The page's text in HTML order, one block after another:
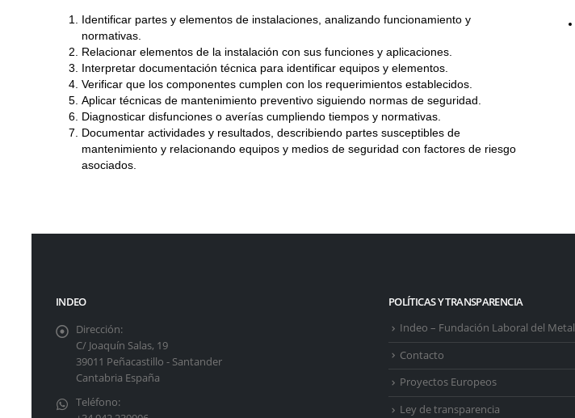
Identificar partes y elementos de instalaciones, analizando funcionamiento y
normativas.
Relacionar elementos de la instalación con sus funciones y aplicaciones.
Interpretar documentación técnica para identificar equipos y elementos.
Verificar que los componentes cumplen con los requerimientos establecidos.
Aplicar técnicas de mantenimiento preventivo siguiendo normas de seguridad.
Diagnosticar disfunciones o averías cumpliendo tiempos y normativas.
Documentar actividades y resultados, describiendo partes susceptibles de
mantenimiento y relacionando equipos y medios de seguridad con factores de riesgo
asociados.
INDEO
Dirección:
C/ Joaquín Salas, 19
39011 Peñacastillo - Santander
Cantabria España
Teléfono:
POLÍTICAS Y TRANSPARENCIA
Indeo – Fundación Laboral del Metal
Contacto
Proyectos Europeos
Ley de transparencia